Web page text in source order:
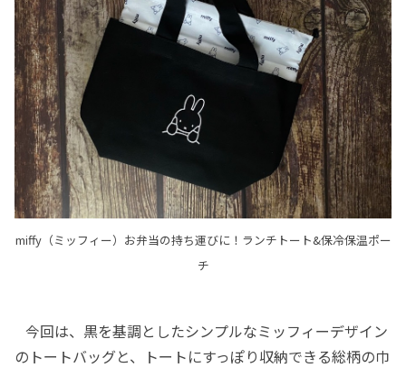
miffy（ミッフィー）お弁当の持ち運びに！ランチトート&保冷保温ポー
チ
今回は、黒を基調としたシンプルなミッフィーデザイン
のトートバッグと、トートにすっぽり収納できる総柄の巾